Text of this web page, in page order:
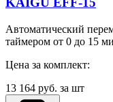
Автоматический
таймером от 0 до 15
Цена за комплект:
13 164 руб. за шт